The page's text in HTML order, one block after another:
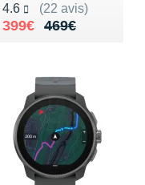
4.6
(22 avis)
Noté 4.6 sur 5
469€
Au lieu de 469€
399€
Vendu 399€